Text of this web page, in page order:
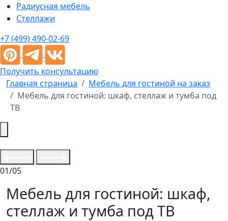
Радиусная мебель
Стеллажи
+7 (499) 490-02-69
Получить консультацию
Главная страница
Мебель для гостиной на заказ
Мебель для гостиной: шкаф, стеллаж и тумба под
ТВ
01/05
Мебель для гостиной: шкаф,
стеллаж и тумба под ТВ